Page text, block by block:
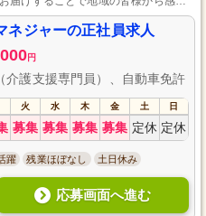
ケアサポートいろりで常に利用者様
義な毎日を提供しています。
ネジャーの正社員求人
円
介護支援専門員）、自動車免許
火 水 木 金 土 日
募集 募集 募集 募集 定休 定休
躍 残業ほぼなし 土日休み
応募画面へ進む